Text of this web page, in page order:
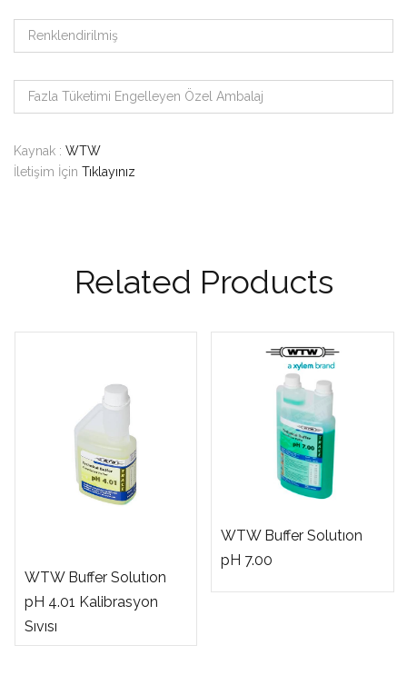
Renklendirilmiş
Fazla Tüketimi Engelleyen Özel Ambalaj
Kaynak : WTW
İletişim İçin Tıklayınız
Related Products
WTW Buffer Solutıon
pH 4.01 Kalibrasyon
Sıvısı
WTW Buffer Solutıon
pH 7.00